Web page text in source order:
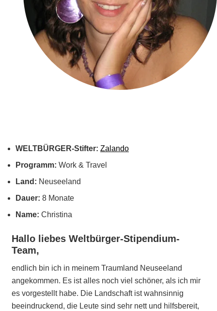
WELTBÜRGER-Stifter: Zalando
Programm: Work & Travel
Land: Neuseeland
Dauer: 8 Monate
Name: Christina
Hallo liebes Weltbürger-Stipendium-
Team,
endlich bin ich in meinem Traumland Neuseeland
angekommen. Es ist alles noch viel schöner, als ich mir
es vorgestellt habe. Die Landschaft ist wahnsinnig
beeindruckend, die Leute sind sehr nett und hilfsbereit,